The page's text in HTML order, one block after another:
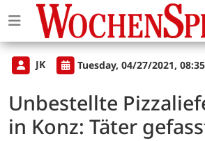
JK Tuesday, 04/27/2021,
Unbestellte
in Konz: Täter